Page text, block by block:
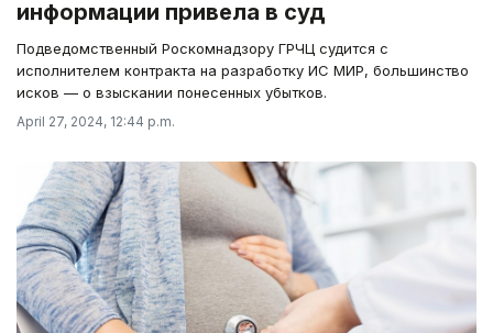
информации привела в суд
Подведомственный Роскомнадзору ГРЧЦ судится с
исполнителем контракта на разработку ИС МИР, большинство
исков — о взыскании понесенных убытков.
April 27, 2024, 12:44 p.m.